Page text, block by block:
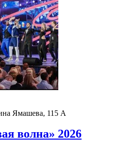
Ямашева, 115 A
волна» 2026